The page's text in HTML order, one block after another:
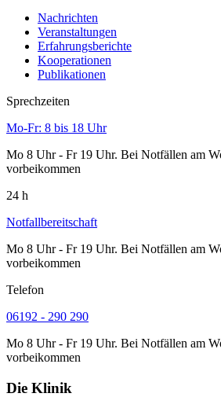
Nachrichten
Veranstaltungen
Erfahrungsberichte
Kooperationen
Publikationen
Sprechzeiten
Mo-Fr: 8 bis 18 Uhr
Mo 8 Uhr - Fr 19 Uhr. Bei Notfällen am
vorbeikommen
24 h
Notfallbereitschaft
Mo 8 Uhr - Fr 19 Uhr. Bei Notfällen am
vorbeikommen
Telefon
06192 - 290 290
Mo 8 Uhr - Fr 19 Uhr. Bei Notfällen am
vorbeikommen
Die Klinik